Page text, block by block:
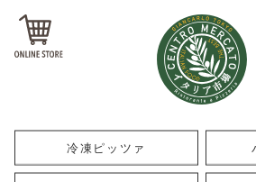
冷凍ピッツァ